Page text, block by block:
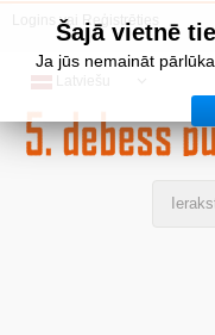
Šajā vietnē
Ja jūs nemaināt
vai Reģistrēties